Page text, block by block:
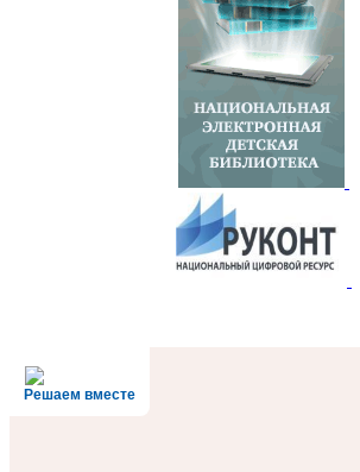
Решаем вместе